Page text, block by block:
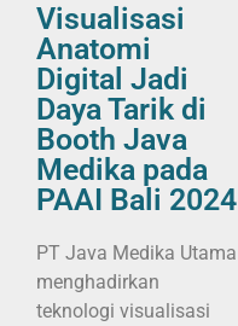
Visualisasi
Anatomi
Digital Jadi
Daya Tarik di
Booth Java
Medika pada
PAAI Bali 2024
PT Java Medika Utama
menghadirkan
teknologi visualisasi